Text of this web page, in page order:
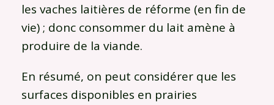
les vaches laitières de réforme (en fin de
vie) ; donc consommer du lait amène à
produire de la viande.
En résumé, on peut considérer que les
surfaces disponibles en prairies